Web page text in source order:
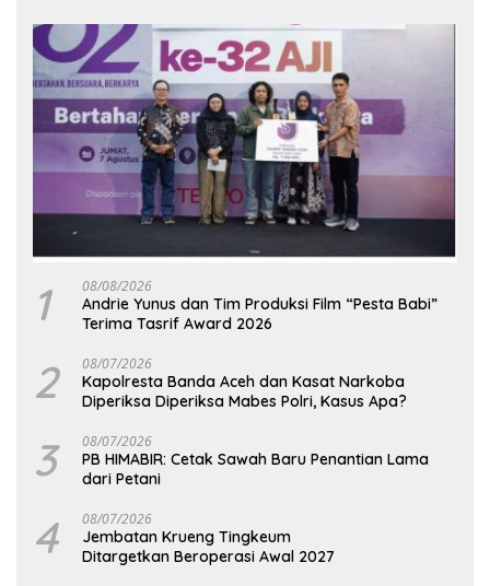
1 08/08/2026
Andrie Yunus dan Tim Produksi Film “Pesta Babi”
Terima Tasrif Award 2026
2 08/07/2026
Kapolresta Banda Aceh dan Kasat Narkoba
Diperiksa Diperiksa Mabes Polri, Kasus Apa?
3 08/07/2026
PB HIMABIR: Cetak Sawah Baru Penantian Lama
dari Petani
4 08/07/2026
Jembatan Krueng Tingkeum
Ditargetkan Beroperasi Awal 2027